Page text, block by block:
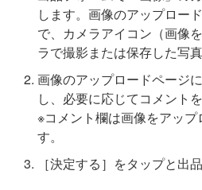
します。画像のアップロー
で、カメラアイコン（画像
ラで撮影または保存した写
画像のアップロードページ
し、必要に応じてコメント
※コメント欄は画像をアップ
す。
［決定する］をタップと出